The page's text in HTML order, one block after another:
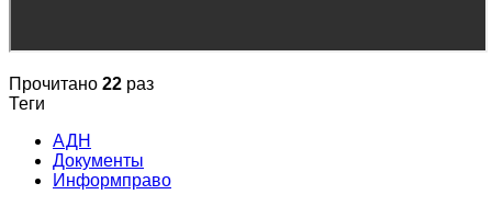
Прочитано 22 раз
Теги
АДН
Документы
Информправо